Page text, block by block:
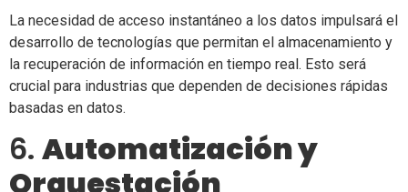
La necesidad de acceso instantáneo a los datos impulsará el
desarrollo de tecnologías que permitan el almacenamiento y
la recuperación de información en tiempo real. Esto será
crucial para industrias que dependen de decisiones rápidas
basadas en datos.
6. Automatización y
Orquestación